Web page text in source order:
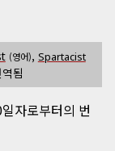
(영어), Spartacist
됨
자로부터의 번